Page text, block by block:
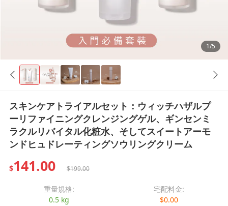
1/5
スキンケアトライアルセット：ウィッチハザルプ
ーリファイニングクレンジングゲル、ギンセンミ
ラクルリバイタル化粧水、そしてスイートアーモ
ンドヒュドレーティングソウリングクリーム
$141.00 $199.00
重量規格:
0.5 kg
宅配料金:
$0.00